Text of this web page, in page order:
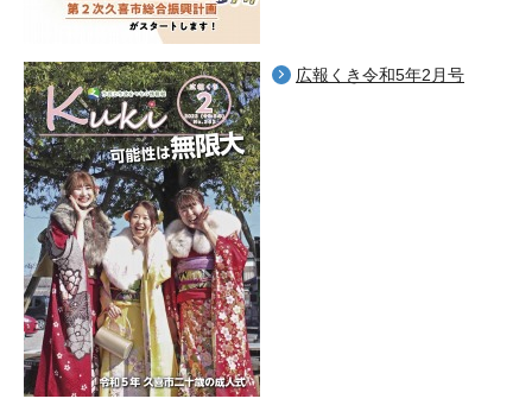
広報くき令和5年2月号